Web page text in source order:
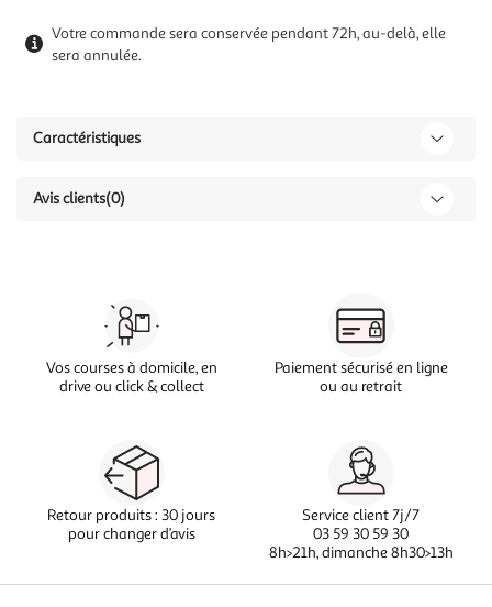
Votre commande sera conservée pendant 72h, au-delà, elle
sera annulée.
Caractéristiques
Avis clients(0)
Vos courses à domicile, en
drive ou click & collect
Paiement sécurisé en ligne
ou au retrait
Retour produits : 30 jours
pour changer d’avis
Service client 7j/7
03 59 30 59 30
8h>21h, dimanche 8h30>13h